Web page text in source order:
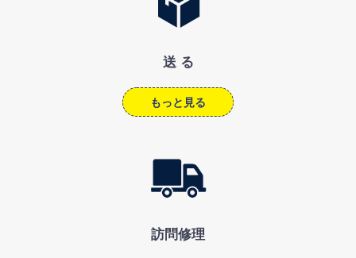
送 る
もっと見る
訪問修理